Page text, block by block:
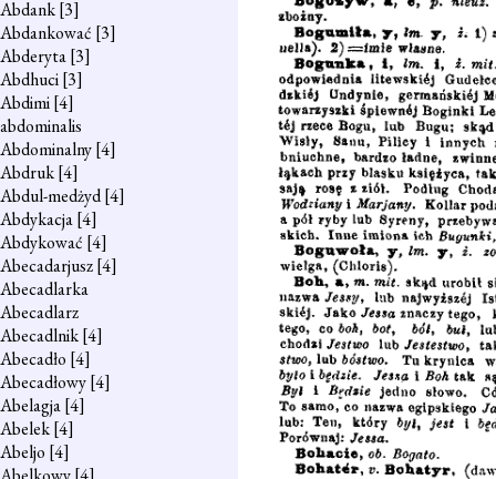
Abdank[3]
Abdankować [3]
Abderyta[3]
Abdhuci[3]
Abdimi[4]
abdominalis
Abdominalny[4]
Abdruk[4]
Abdul-medżyd[4]
Abdykacja[4]
Abdykować [4]
Abecadarjusz[4]
Abecadlarka
Abecadlarz
Abecadlnik[4]
Abecadło [4]
Abecadłowy[4]
Abelagja[4]
Abelek[4]
Abeljo [4]